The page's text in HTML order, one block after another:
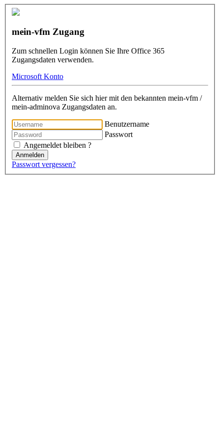
mein-vfm Zugang
Zum schnellen Login können Sie Ihre Office 365
Zugangsdaten verwenden.
Microsoft Konto
Alternativ melden Sie sich hier mit den bekannten mein-vfm /
mein-adminova Zugangsdaten an.
Benutzername
Passwort
Angemeldet bleiben ?
Anmelden
Passwort vergessen?